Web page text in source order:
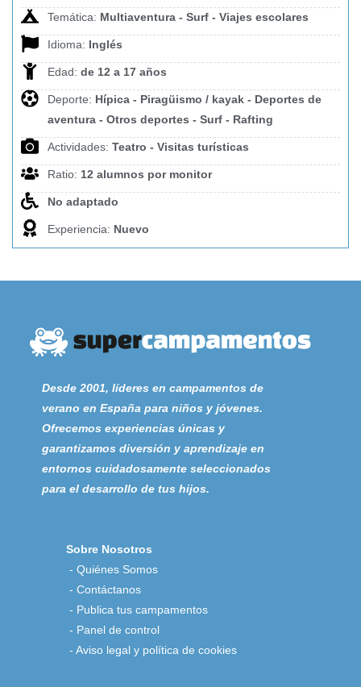
Temática: Multiaventura - Surf - Viajes escolares
Idioma: Inglés
Edad: de 12 a 17 años
Deporte: Hípica - Piragüismo / kayak - Deportes de
aventura - Otros deportes - Surf - Rafting
Actividades: Teatro - Visitas turísticas
Ratio: 12 alumnos por monitor
No adaptado
Experiencia: Nuevo
Desde 2001, líderes en campamentos de
verano en España para niños y jóvenes.
Ofrecemos experiencias únicas y
garantizamos diversión y aprendizaje en
entornos cuidadosamente seleccionados
para el desarrollo de tus hijos.
Sobre Nosotros
-Quiénes Somos
-Contáctanos
- Publica tus campamentos
- Panel de control
-Aviso legal y política de cookies